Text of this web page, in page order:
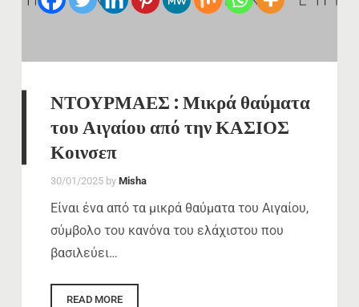
ΝΤΟΥΡΜΑΕΣ : Μικρά θαύματα
του Αιγαίου από την ΚΑΣΙΟΣ
Κοινσεπ
30/01/2025 by Misha
Είναι ένα από τα μικρά θαύματα του Αιγαίου,
σύμβολο του κανόνα του ελάχιστου που
βασιλεύει…
READ MORE